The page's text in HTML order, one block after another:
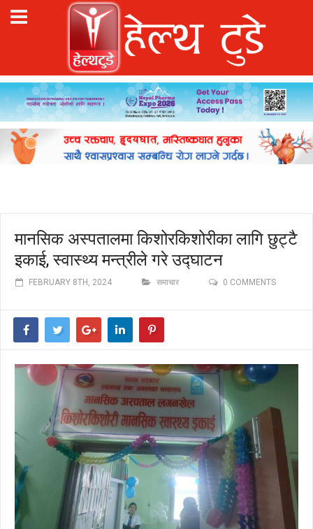
मानसिक अस्पतालमा किशोरकिशोरीका लागि छुट्टै
इकाई, स्वास्थ्य मन्त्रीले गरे उद्घाटन
FEBRUARY 8TH, 2024 समाचार 0 COMMENTS